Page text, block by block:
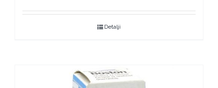
Detalji